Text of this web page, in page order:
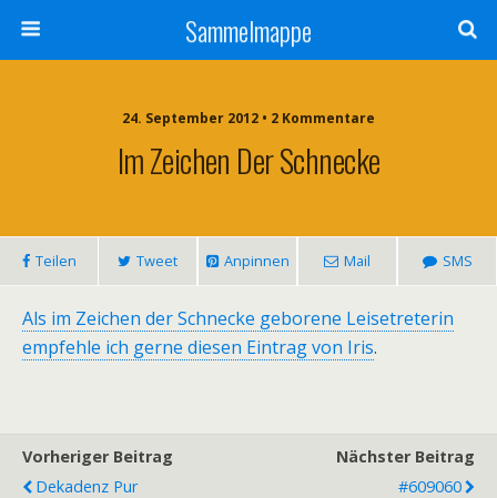
Sammelmappe
24. September 2012 • 2 Kommentare
Im Zeichen Der Schnecke
Teilen Tweet Anpinnen Mail SMS
Als im Zeichen der Schnecke geborene Leisetreterin
empfehle ich gerne diesen Eintrag von Iris.
Vorheriger Beitrag
Dekadenz Pur
Nächster Beitrag
#609060